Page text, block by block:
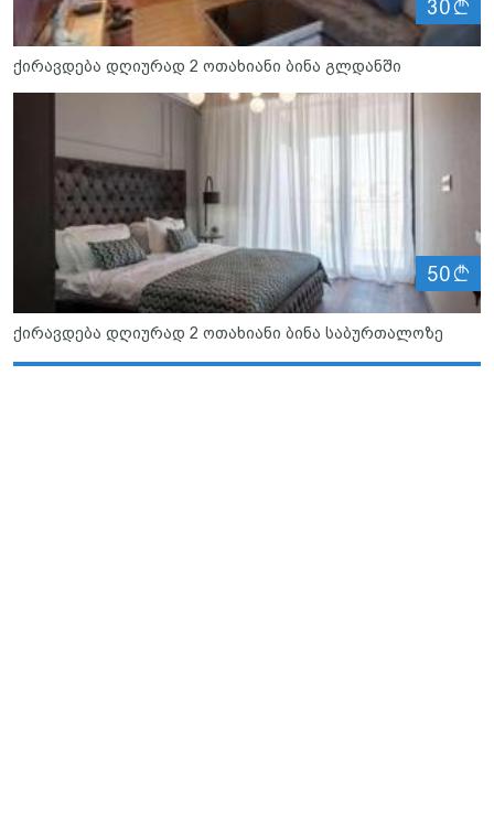
30
ქირავდება დღიურად 2 ოთახიანი ბინა გლდანში
50
ქირავდება დღიურად 2 ოთახიანი ბინა საბურთალოზე